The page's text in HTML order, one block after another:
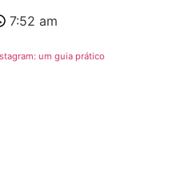
7:52 am
um guia prático